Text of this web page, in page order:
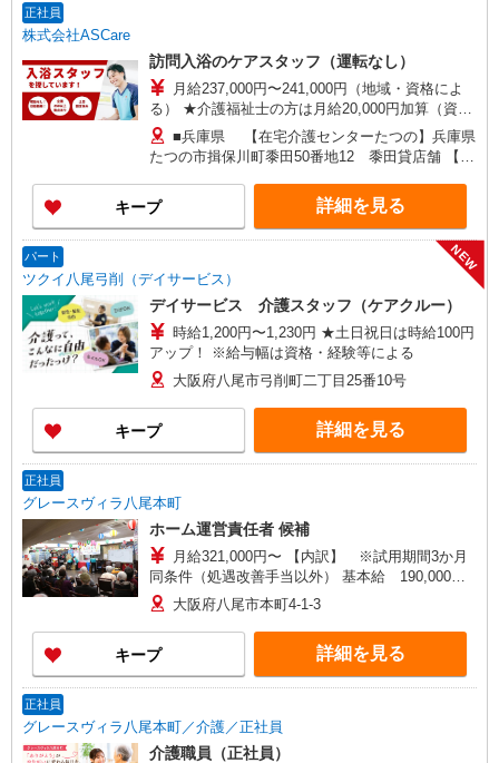
正社員
株式会社ASCare
訪問入浴のケアスタッフ（運転なし）
月給237,000円〜241,000円（地域・資格によ
る） ★介護福祉士の方は月給20,000円加算（資格
手当） 別途交通費支給（30,000円上限／月） 別途
残業手当（月平均残業時間15時間）残業代全額支
給
■兵庫県 【在宅介護センターたつの】兵庫県
たつの市揖保川町黍田50番地12 黍田貸店舗 【在
ノ緒町二丁目8番地18 KOEI IDA Bldg 101号室
【在宅介護センターはりま】兵庫県加古川市加古
川町北在家2648番地 ロイヤルコーポ加古川103
富田林市甲田一丁目3番地6 アプローズ富田林
102号室 【在宅介護センター豊中】大阪府豊中市
庄内西町二丁目15番地8 グランツ豊中 1階2号
室 【在宅介護センター八尾】大阪府八尾市若林町
三丁目144番地2
キープ 詳細を見る
パート
ツクイ八尾弓削（デイサービス）
NEW
デイサービス 介護スタッフ（ケアクルー）
時給1,200円〜1,230円 ★土日祝日は時給100円
アップ！ ※給与幅は資格・経験等による
大阪府八尾市弓削町二丁目25番10号
キープ 詳細を見る
正社員
グレースヴィラ八尾本町
ホーム運営責任者 候補
月給321,000円〜 【内訳】 ※試用期間3か月
同条件（処遇改善手当以外） 基本給 190,000円
調整給 28,500円 職務手当 31,000円 初任給調
整手当 1,500円 処遇改善手当70,000円〜（※処
遇改善手当のみ試用期間経過後より支給） ※処遇
改善手当の金額は、一例となります。 前職のご
経験を勘案して決定します。
大阪府八尾市本町4-1-3
キープ 詳細を見る
正社員
グレースヴィラ八尾本町／介護／正社員
介護職員（正社員）